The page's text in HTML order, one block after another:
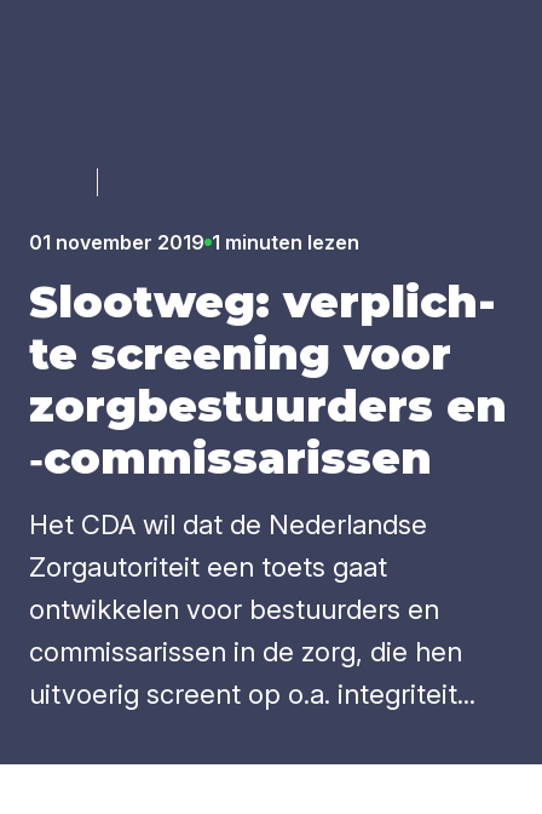
01 november 2019 1 minuten lezen
Sloot­weg: ver­plich­
te scree­ning voor
zorg­be­stuur­ders en
‑com­mis­sa­ris­sen
Het CDA wil dat de Nederlandse
Zorgautoriteit een toets gaat
ontwikkelen voor bestuurders en
commissarissen in de zorg, die hen
uitvoerig screent op o.a. integriteit...